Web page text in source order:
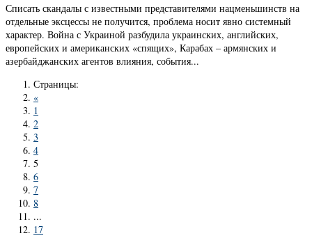
Списать скандалы с известными представителями нацменьшинств на
отдельные эксцессы не получится, проблема носит явно системный
характер. Война с Украиной разбудила украинских, английских,
европейских и американских «спящих», Карабах – армянских и
азербайджанских агентов влияния, события...
Страницы:
«
1
2
3
4
5
6
7
8
...
17